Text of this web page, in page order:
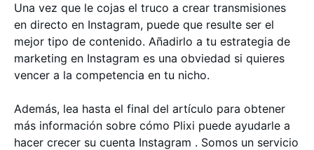
Una vez que le cojas el truco a crear transmisiones
en directo en Instagram, puede que resulte ser el
mejor tipo de contenido. Añadirlo a tu estrategia de
marketing en Instagram es una obviedad si quieres
vencer a la competencia en tu nicho.
Además, lea hasta el final del artículo para obtener
más información sobre cómo Plixi puede ayudarle a
hacer crecer su cuenta Instagram . Somos un servicio